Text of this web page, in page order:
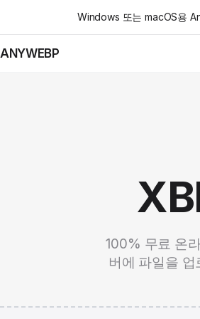
Windows 또는 macOS용
ANYWEBP
100% 무료 온
버에 파일을